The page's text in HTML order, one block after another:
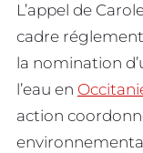
L’appel de
cadre
la nomination
l’eau en
action